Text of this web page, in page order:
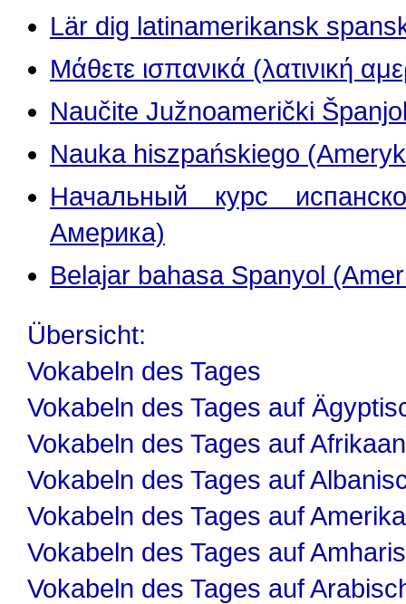
Lär dig latinamerikansk
Μάθετε ισπανικά (λατινική
Naučite Južnoamerički
Nauka hiszpańskiego
Начальный курс
Америка)
Belajar bahasa Spanyol
Übersicht:
Vokabeln des Tages
Vokabeln des Tages auf
Vokabeln des Tages auf
Vokabeln des Tages auf
Vokabeln des Tages auf
Vokabeln des Tages auf
Vokabeln des Tages auf